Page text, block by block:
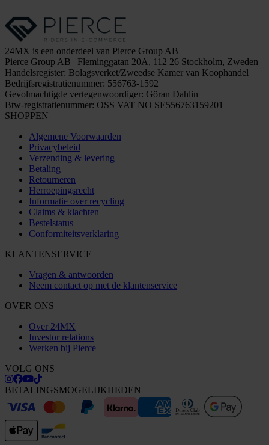
24MX is een onderdeel van Pierce Group AB
Pierce Group AB | Fleminggatan 20A, 112 26 Stockholm, Zweden
Handelsregister: Bolagsverket/Zweedse Kamer van Koophandel
Bedrijfsregistratienummer: 556763-1592
Gevolmachtigde vertegenwoordiger: Göran Dahlin
Btw-registratienummer: OSS VAT NO SE556763159201
SHOPPEN
Algemene Voorwaarden
Privacybeleid
Verzending & levering
Betaling
Retourneren
Herroepingsrecht
Informatie over recycling
Claims & klachten
Bestelstatus
Conformiteitsverklaring
KLANTENSERVICE
Vragen & antwoorden
Neem contact op met de klantenservice
OVER ONS
Over 24MX
Investor relations
Werken bij Pierce
VOLG ONS
BETALINGSMOGELIJKHEDEN